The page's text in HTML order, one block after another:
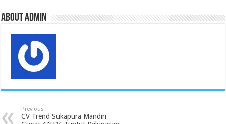
s
About admin
Previous
CV Trend Sukapura Mandiri